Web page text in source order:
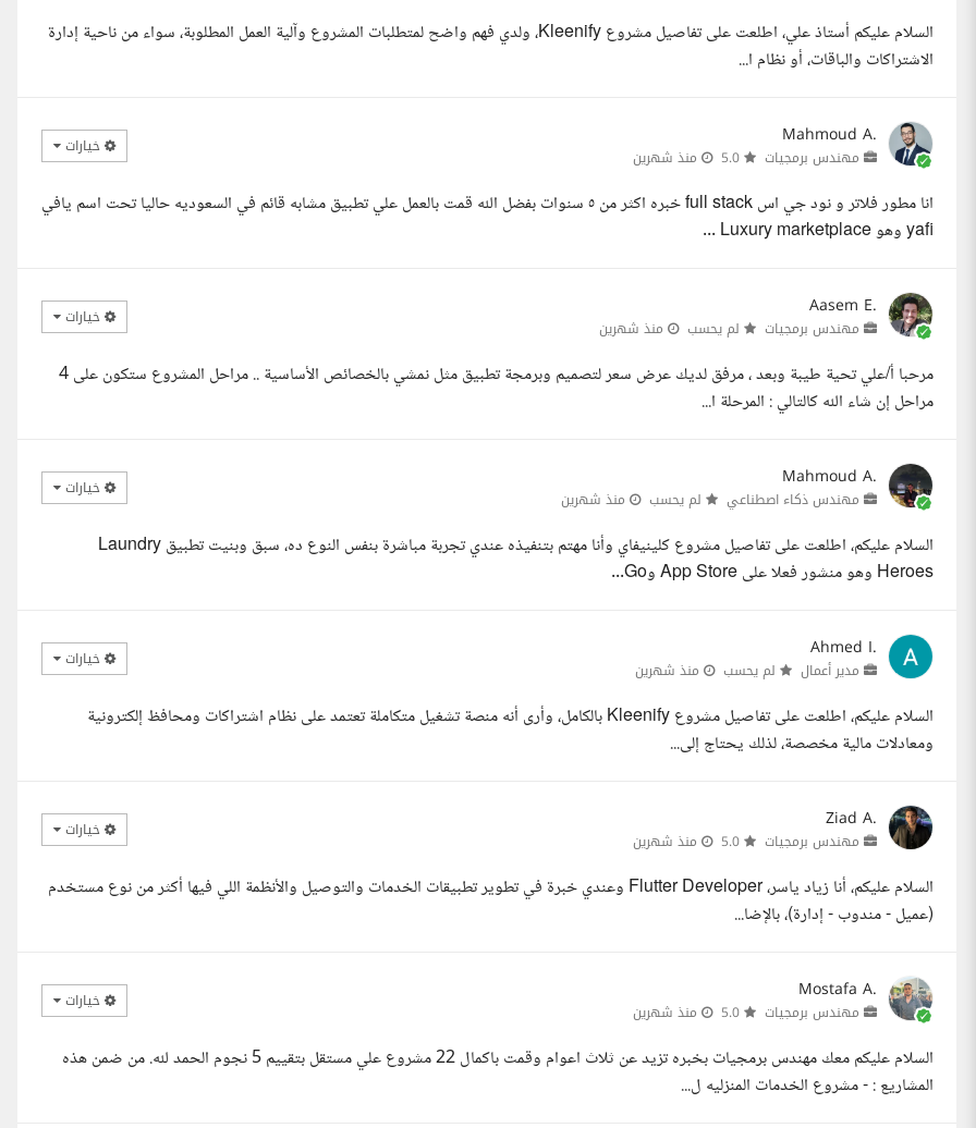
السلام عليكم أستاذ علي، اطلعت على تفاصيل مشروع Kleenify، ولدي فهم واضح لمتطلبات المشروع وآلية العمل المطلوبة، سواء من ناحية إدارة
الاشتراكات والباقات، أو نظام ا...
Mahmoud A.
مهندس برمجيات منذ شهرين خيارات
انا مطور فلاتر و نود جي اس full stack خبره اكثر من ٥ سنوات بفضل الله قمت بالعمل علي تطبيق مشابه قائم في السعوديه حاليا تحت اسم يافي
yafi وهو Luxury marketplace ...
Aasem E.
مهندس برمجيات لم يحسب منذ شهرين خيارات
مرحبا أ/علي تحية طيبة وبعد ، مرفق لديك عرض سعر لتصميم وبرمجة تطبيق مثل نمشي بالخصائص الأساسية .. مراحل المشروع ستكون على 4
مراحل إن شاء الله كالتالي : المرحلة ا...
Mahmoud A.
مهندس ذكاء اصطناعي لم يحسب منذ شهرين خيارات
السلام عليكم، اطلعت على تفاصيل مشروع كلينيفاي وأنا مهتم بتنفيذه عندي تجربة مباشرة بنفس النوع ده، سبق وبنيت تطبيق Laundry
Heroes وهو منشور فعلا على App Store وGo...
Ahmed I.
مدير أعمال لم يحسب منذ شهرين خيارات
السلام عليكم، اطلعت على تفاصيل مشروع Kleenify بالكامل، وأرى أنه منصة تشغيل متكاملة تعتمد على نظام اشتراكات ومحافظ إلكترونية
ومعادلات مالية مخصصة، لذلك يحتاج إلى...
Ziad A.
مهندس برمجيات منذ شهرين خيارات
السلام عليكم، أنا زياد ياسر، Flutter Developer وعندي خبرة في تطوير تطبيقات الخدمات والتوصيل والأنظمة اللي فيها أكثر من نوع مستخدم
(عميل - مندوب - إدارة)، بالإضا...
Mostafa A.
مهندس برمجيات منذ شهرين خيارات
السلام عليكم معك مهندس برمجيات بخبره تزيد عن ثلاث اعوام وقمت باكمال 22 مشروع علي مستقل بتقييم 5 نجوم الحمد لله. من ضمن هذه
المشاريع : - مشروع الخدمات المنزليه ل...